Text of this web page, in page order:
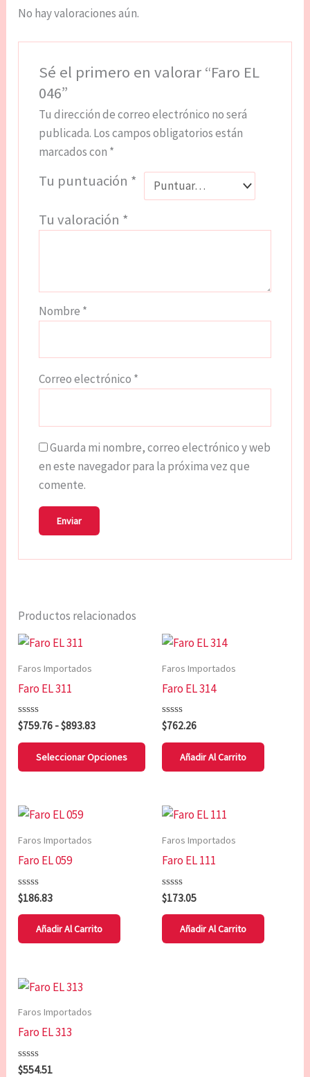
No hay valoraciones aún.
Sé el primero en valorar “Faro EL
046”
Tu dirección de correo electrónico no será
publicada. Los campos obligatorios están
marcados con *
Tu puntuación *
Tu valoración *
Nombre *
Correo electrónico *
Guarda mi nombre, correo electrónico y web
en este navegador para la próxima vez que
comente.
Productos relacionados
Faros Importados
Faro EL 311
Valorado
con
0
$759.76 -$893.83
Seleccionar Opciones
Este
variantes.
opciones
se
elegir
página
producto
Faros Importados
Faro EL 314
Valorado
con
0
$762.26
Añadir Al Carrito
Faros Importados
Faro EL 059
Valorado
con
0
$186.83
Añadir Al Carrito
Faros Importados
Faro EL 111
Valorado
con
0
$173.05
Añadir Al Carrito
Faros Importados
Faro EL 313
Valorado
$554.51